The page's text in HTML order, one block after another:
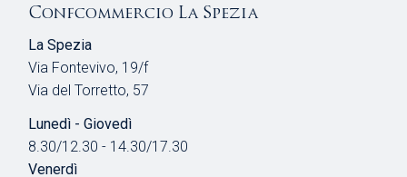
Confcommercio La Spezia
La Spezia
Via Fontevivo, 19/f
Via del Torretto, 57
Lunedì - Giovedì
8.30/12.30 - 14.30/17.30
Venerdì